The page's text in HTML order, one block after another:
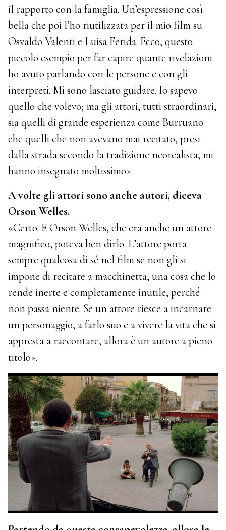
il rapporto con la famiglia. Un’espressione così
bella che poi l’ho riutilizzata per il mio film su
Osvaldo Valenti e Luisa Ferida. Ecco, questo
piccolo esempio per far capire quante rivelazioni
ho avuto parlando con le persone e con gli
interpreti. Mi sono lasciato guidare. Io sapevo
quello che volevo; ma gli attori, tutti straordinari,
sia quelli di grande esperienza come Burruano
che quelli che non avevano mai recitato, presi
dalla strada secondo la tradizione neorealista, mi
hanno insegnato moltissimo».
A volte gli attori sono anche autori, diceva
Orson Welles.
«Certo. E Orson Welles, che era anche un attore
magnifico, poteva ben dirlo. L’attore porta
sempre qualcosa di sé nel film se non gli si
impone di recitare a macchinetta, una cosa che lo
rende inerte e completamente inutile, perché
non passa niente. Se un attore riesce a incarnare
un personaggio, a farlo suo e a vivere la vita che si
appresta a raccontare, allora è un autore a pieno
titolo».